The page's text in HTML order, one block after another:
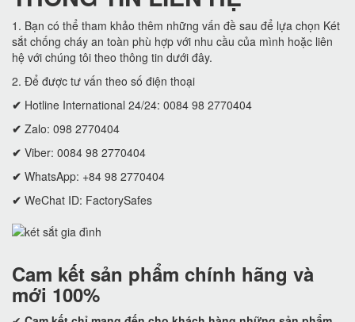
1. Bạn có thể tham khảo thêm những vấn đề sau để lựa chọn Két
sắt chống cháy an toàn phù hợp với nhu cầu của mình hoặc liên
hệ với chúng tôi theo thông tin dưới đây.
2. Để được tư vấn theo số điện thoại
✔ Hotline International 24/24: 0084 98 2770404
✔ Zalo: 098 2770404
✔ Viber: 0084 98 2770404
✔ WhatsApp: +84 98 2770404
✔ WeChat ID: FactorySafes
Cam kết sản phẩm chính hãng và
mới 100%